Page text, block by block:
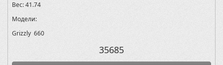
Вес:41.74
Модели:
Grizzly 660
35685